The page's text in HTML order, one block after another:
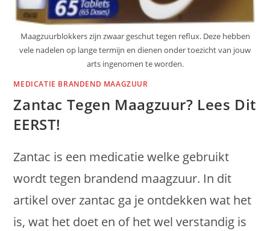
Maagzuurblokkers zijn zwaar geschut tegen reflux. Deze hebben
vele nadelen op lange termijn en dienen onder toezicht van jouw
arts ingenomen te worden.
MEDICATIE BRANDEND MAAGZUUR
Zantac Tegen Maagzuur? Lees Dit
EERST!
Zantac is een medicatie welke gebruikt
wordt tegen brandend maagzuur. In dit
artikel over zantac ga je ontdekken wat het
is, wat het doet en of het wel verstandig is